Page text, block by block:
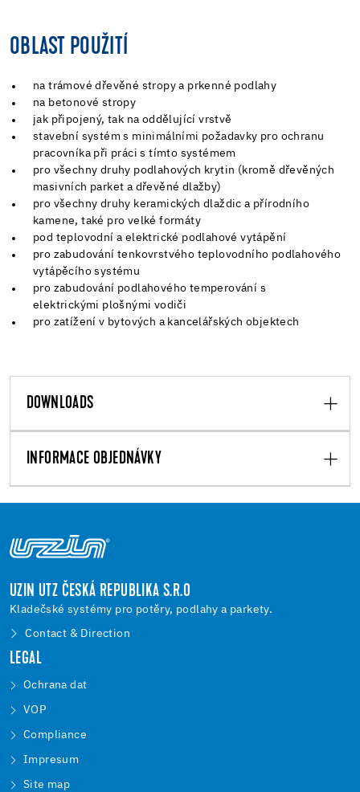
OBLAST POUŽITÍ
na trámové dřevěné stropy a prkenné podlahy
na betonové stropy
jak připojený, tak na oddělující vrstvě
stavební systém s minimálními požadavky pro ochranu
pracovníka při práci s tímto systémem
pro všechny druhy podlahových krytin (kromě dřevěných
masivních parket a dřevěné dlažby)
pro všechny druhy keramických dlaždic a přírodního
kamene, také pro velké formáty
pod teplovodní a elektrické podlahové vytápění
pro zabudování tenkovrstvého teplovodního podlahového
vytápěcího systému
pro zabudování podlahového temperování s
elektrickými plošnými vodiči
pro zatížení v bytových a kancelářských objektech
DOWNLOADS
INFORMACE OBJEDNÁVKY
UZIN UTZ ČESKÁ REPUBLIKA S.R.O
Kladečské systémy pro potěry, podlahy a parkety.
Contact & Direction
LEGAL
Ochrana dat
VOP
Compliance
Impresum
Site map